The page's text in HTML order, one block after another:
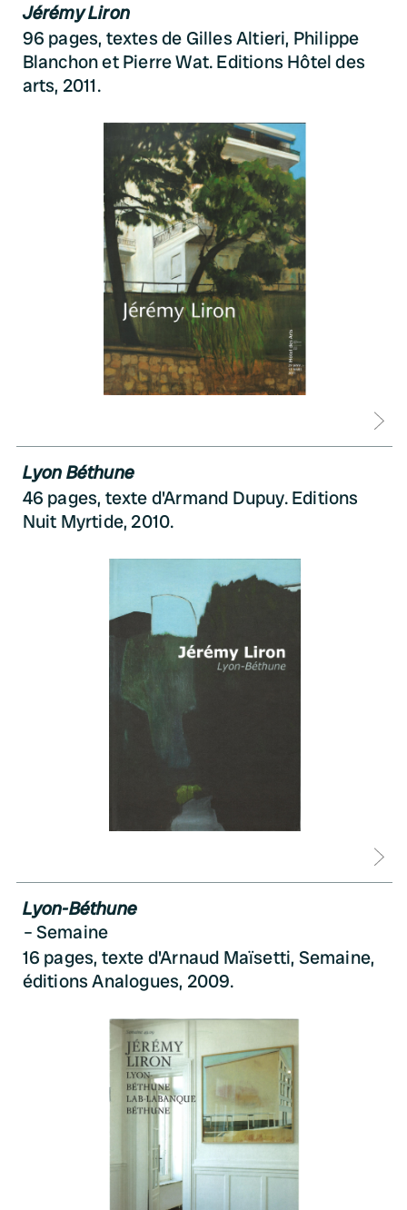
Jérémy Liron
96 pages, textes de Gilles Altieri, Philippe
Blanchon et Pierre Wat. Editions Hôtel des
arts, 2011.
Lyon Béthune
46 pages, texte d'Armand Dupuy. Editions
Nuit Myrtide, 2010.
Lyon-Béthune
Semaine
16 pages, texte d'Arnaud Maïsetti, Semaine,
éditions Analogues, 2009.